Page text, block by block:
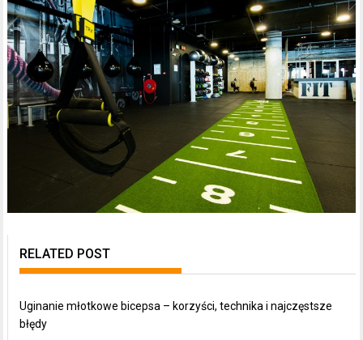
RELATED POST
Uginanie młotkowe bicepsa – korzyści, technika i najczęstsze
błędy